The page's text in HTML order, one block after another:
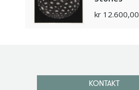
kr 12.600,00
KONTAKT